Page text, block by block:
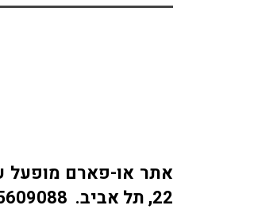
22, תל אביב. 03-5609088, שעות פעילות: ימים א-ה: 9:30-18:30 | ימי ו' 9:30-15:30 | שבת: סגור